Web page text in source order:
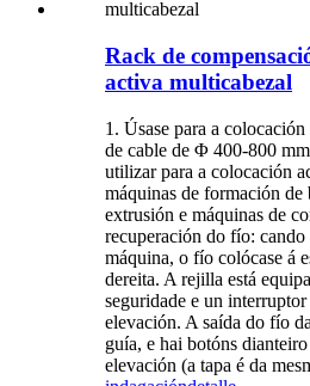
Rack de
activa multicabezal
1. Úsase para a
de cable de Φ 400-800
utilizar para a colocación
máquinas de formación
extrusión e máquinas de
recuperación do fío: cando
máquina, o fío colócase á
dereita. A rejilla está
seguridade e un
elevación. A saída do fío
guía, e hai botóns
elevación (a tapa é da